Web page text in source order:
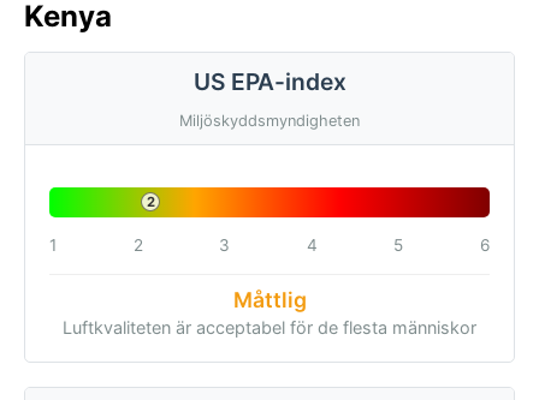
Kenya
US EPA-index
Miljöskyddsmyndigheten
2
1 2 3 4 5 6
Måttlig
Luftkvaliteten är acceptabel för de flesta människor